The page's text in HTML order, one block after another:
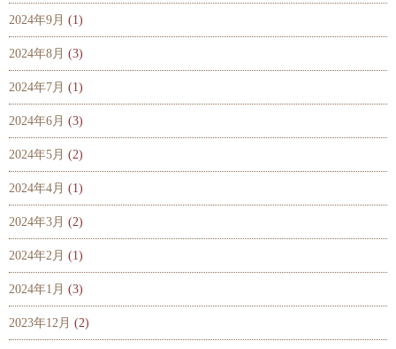
2024年9月 (1)
2024年8月 (3)
2024年7月 (1)
2024年6月 (3)
2024年5月 (2)
2024年4月 (1)
2024年3月 (2)
2024年2月 (1)
2024年1月 (3)
2023年12月 (2)